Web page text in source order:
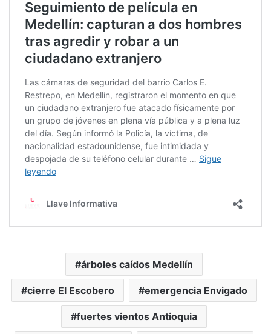
árboles caídos Medellín
cierre El Escobero emergencia Envigado
fuertes vientos Antioquia